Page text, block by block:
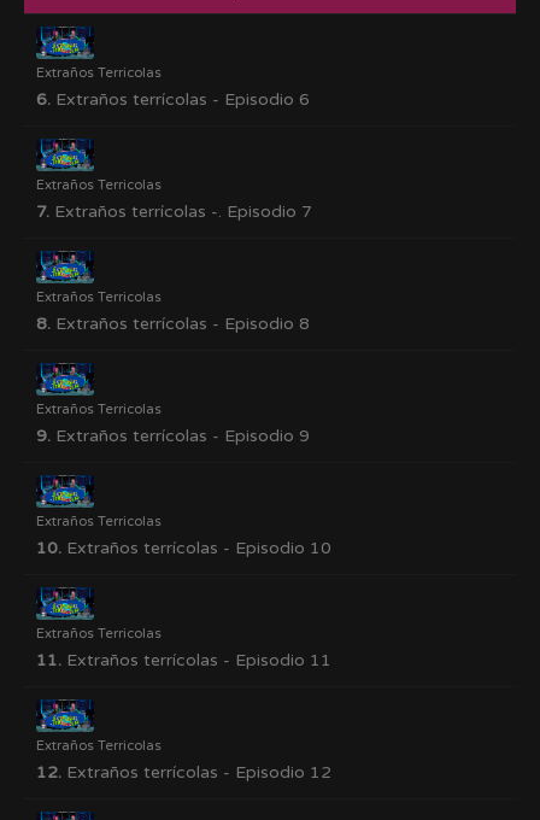
Extraños Terricolas
6. Extraños terrícolas - Episodio 6
Extraños Terricolas
7. Extraños terrícolas -. Episodio 7
Extraños Terricolas
8. Extraños terrícolas - Episodio 8
Extraños Terricolas
9. Extraños terrícolas - Episodio 9
Extraños Terricolas
10. Extraños terrícolas - Episodio 10
Extraños Terricolas
11. Extraños terrícolas - Episodio 11
Extraños Terricolas
12. Extraños terrícolas - Episodio 12